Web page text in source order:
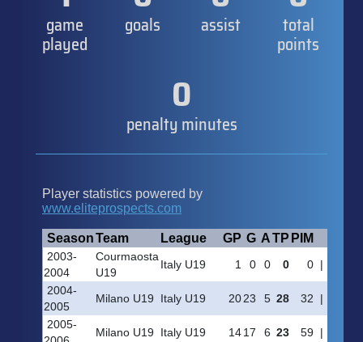
game
played
goals assist total
points
0
penalty minutes